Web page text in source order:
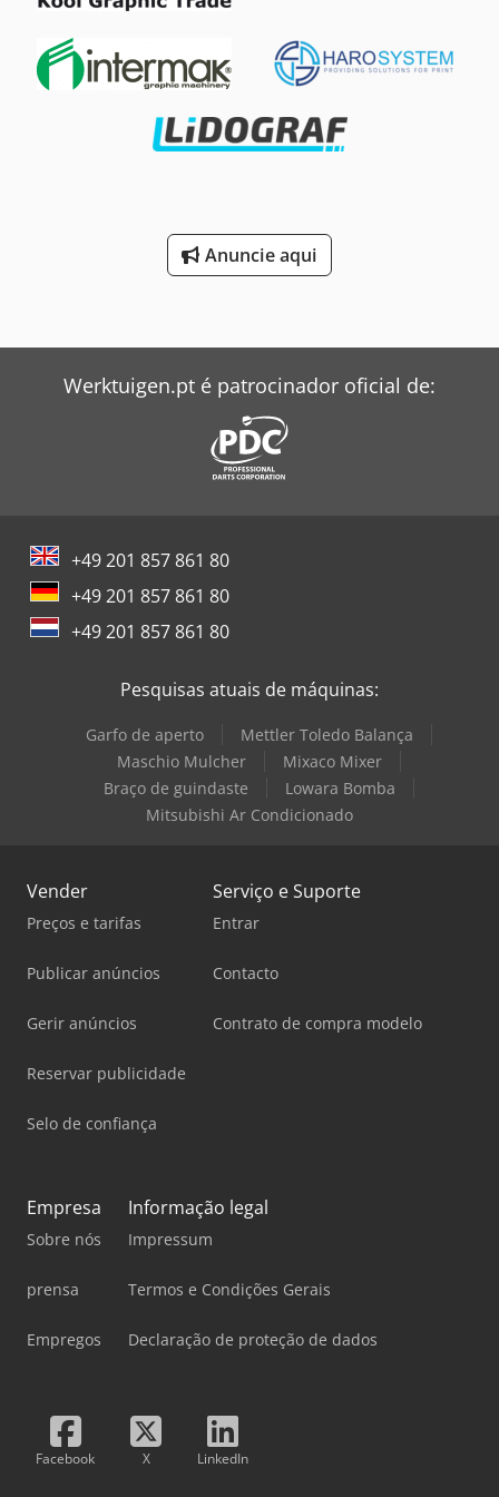
Anuncie aqui
Werktuigen.pt é patrocinador oficial de:
+49 201 857 861 80
+49 201 857 861 80
+49 201 857 861 80
Pesquisas atuais de máquinas:
Garfo de aperto
Mettler Toledo Balança
Maschio Mulcher
Mixaco Mixer
Braço de guindaste
Lowara Bomba
Mitsubishi Ar Condicionado
Vender
Preços e tarifas
Publicar anúncios
Gerir anúncios
Reservar publicidade
Selo de confiança
Serviço e Suporte
Entrar
Contacto
Contrato de compra modelo
Empresa
Sobre nós
prensa
Empregos
Informação legal
Impressum
Termos e Condições Gerais
Declaração de proteção de dados
Facebook X LinkedIn